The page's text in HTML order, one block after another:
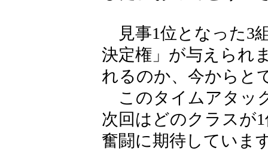
見事1位となった3
決定権」が与えられ
れるのか、今からと
このタイムアタッ
次回はどのクラスが
奮闘に期待していま